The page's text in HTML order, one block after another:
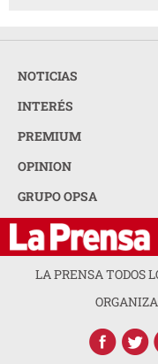
NOTICIAS
INTERÉS
PREMIUM
OPINION
GRUPO OPSA
LA PRENSA TODOS